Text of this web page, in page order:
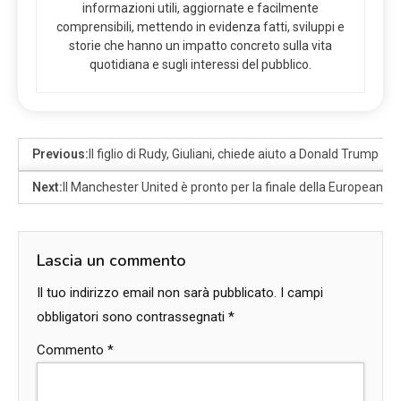
informazioni utili, aggiornate e facilmente
comprensibili, mettendo in evidenza fatti, sviluppi e
storie che hanno un impatto concreto sulla vita
quotidiana e sugli interessi del pubblico.
Previous: Il figlio di Rudy, Giuliani, chiede aiuto a Donald Trump
Next: Il Manchester United è pronto per la finale della European
Lascia un commento
Il tuo indirizzo email non sarà pubblicato. I campi
obbligatori sono contrassegnati *
Commento *